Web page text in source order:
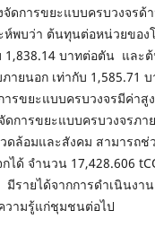
จัดการขยะแบบครบวงจรด้
ห์พบว่า ต้นทุนต่อหน่วยของ
1,838.14 บาทต่อตัน และ
ภายนอก เท่ากับ 1,585.71
รขยะแบบครบวงจรมีค่าสู
การขยะแบบครบวงจรภา
ดล้อมและสังคม สามารถ
ได้ จำนวน 17,428.606
รายได้จากการดำเนินงา
วามรู้แก่ชุมชนต่อไป